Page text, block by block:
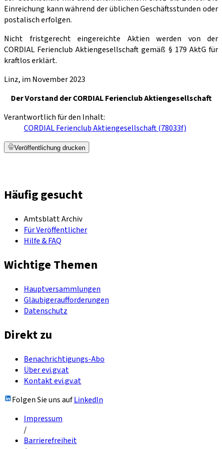
Einreichung kann während der üblichen Geschäftsstunden oder
postalisch erfolgen.
Nicht fristgerecht eingereichte Aktien werden von der
CORDIAL Ferienclub Aktiengesellschaft gemäß § 179 AktG für
kraftlos erklärt.
Linz, im November 2023
Der Vorstand der CORDIAL Ferienclub Aktiengesellschaft
Verantwortlich für den Inhalt:
CORDIAL Ferienclub Aktiengesellschaft (78033f)
Veröffentlichung drucken
Häufig gesucht
Amtsblatt Archiv
Für Veröffentlicher
Hilfe & FAQ
Wichtige Themen
Hauptversammlungen
Gläubigeraufforderungen
Datenschutz
Direkt zu
Benachrichtigungs-Abo
Über evi.gv.at
Kontakt evi.gv.at
Folgen Sie uns aufLinkedIn
Impressum
/
Barrierefreiheit